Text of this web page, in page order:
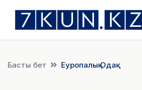
Басты бет Еуропалық Одақ